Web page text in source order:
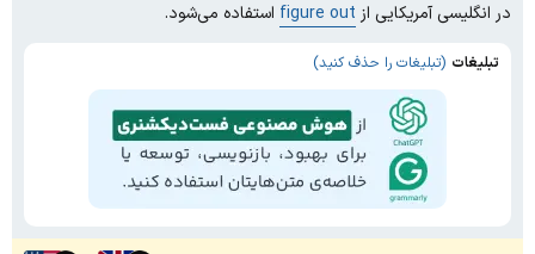
در انگلیسی آمریکایی از figure out استفاده می‌شود.
تبلیغات (تبلیغات را حذف کنید)